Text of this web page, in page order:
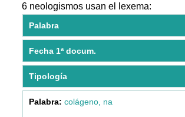
6 neologismos usan el lexema:
Palabra
Fecha 1ª docum.
Tipología
colágeno, na